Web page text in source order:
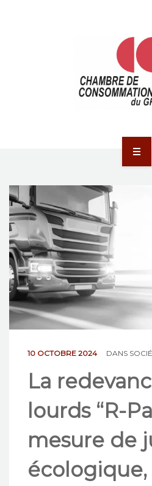
ACTUALITÉS
JURIDIQUE
LA CCA-GE
NOS ACTIONS
CONTACT
10 OCTOBRE 2024 DANS
La
lourds “R-
mesure de
écologique,